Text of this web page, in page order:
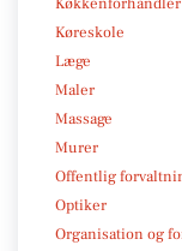
Køreskole
Læge
Maler
Massage
Murer
Offentlig
Optiker
Organisation og